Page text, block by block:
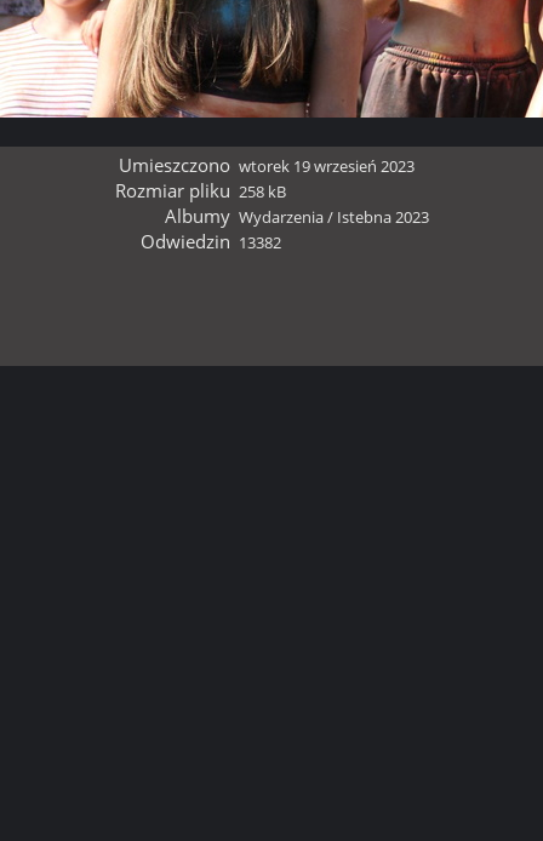
Umieszczono wtorek 19 wrzesień 2023
Rozmiar pliku 258 kB
Albumy Wydarzenia/ Istebna 2023
Odwiedzin 13382